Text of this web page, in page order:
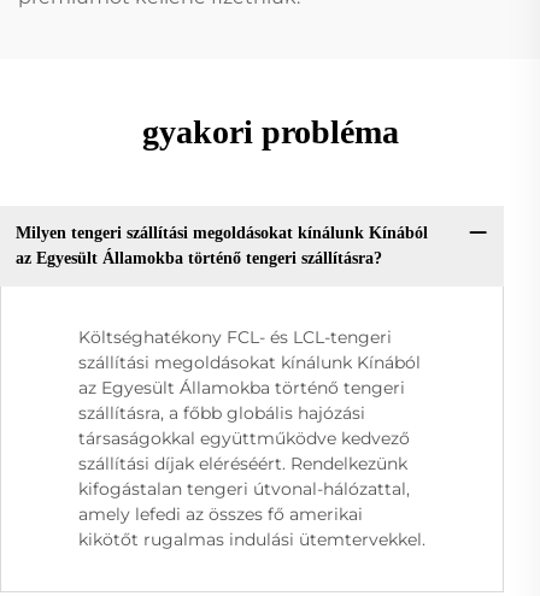
gyakori probléma
Milyen tengeri szállítási megoldásokat kínálunk Kínából
az Egyesült Államokba történő tengeri szállításra?
Költséghatékony FCL- és LCL-tengeri
szállítási megoldásokat kínálunk Kínából
az Egyesült Államokba történő tengeri
szállításra, a főbb globális hajózási
társaságokkal együttműködve kedvező
szállítási díjak eléréséért. Rendelkezünk
kifogástalan tengeri útvonal-hálózattal,
amely lefedi az összes fő amerikai
kikötőt rugalmas indulási ütemtervekkel.